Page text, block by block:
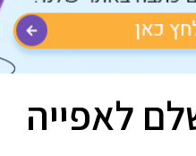
לאפייה